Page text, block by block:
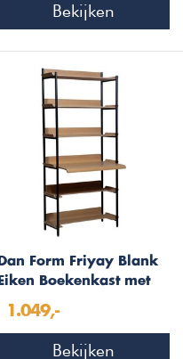
Bekijken
Dan Form Friyay Blank
Eiken Boekenkast met
1.049,-
Bekijken